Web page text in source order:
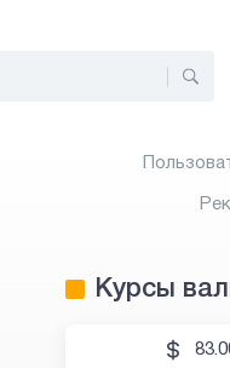
Курсы